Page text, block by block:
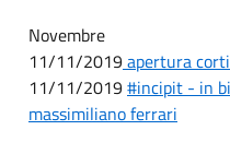
Novembre
11/11/2019apertura
11/11/2019#incipit - in
massimiliano ferrari